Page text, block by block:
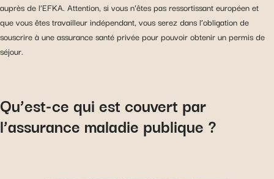
auprès de l’EFKA. Attention, si vous n’êtes pas ressortissant européen et
que vous êtes travailleur indépendant, vous serez dans l’obligation de
souscrire à une assurance santé privée pour pouvoir obtenir un permis de
séjour.
Qu’est-ce qui est couvert par
l’assurance maladie publique ?